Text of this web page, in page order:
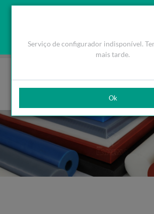
Usamos cookies para melhorar a
Orçamento(0)
Serviço de configurador indisponível.
mais tarde.
Ok